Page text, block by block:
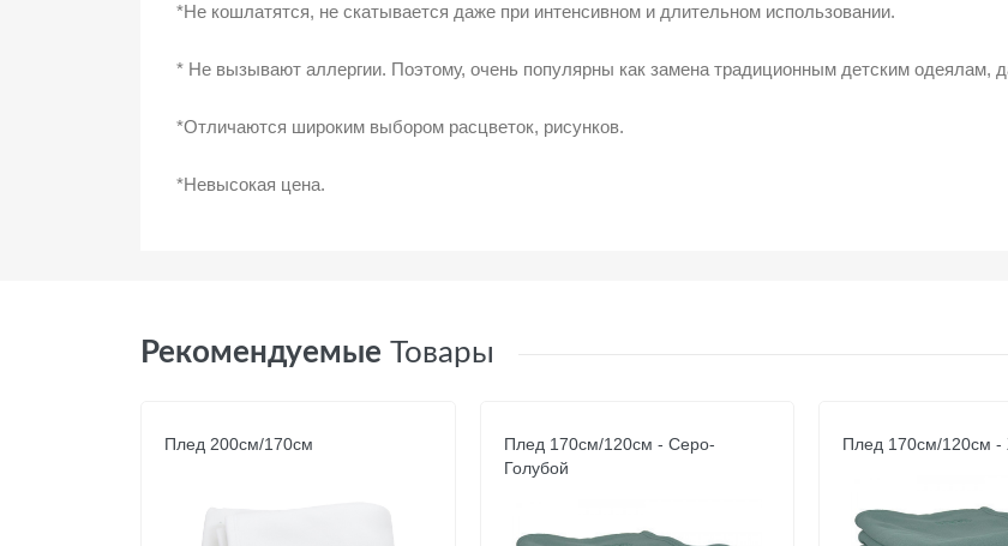
*Не кошлатятся, не скатывается даже при интенсивном и длительном использовании.
* Не вызывают аллергии. Поэтому, очень популярны как замена традиционным детским одеялам,
*Отличаются широким выбором расцветок, рисунков.
*Невысокая цена.
Рекомендуемые Товары
Плед 200см/170см
Плед 170см/120см - Серо-
Голубой
Плед 170см/120см